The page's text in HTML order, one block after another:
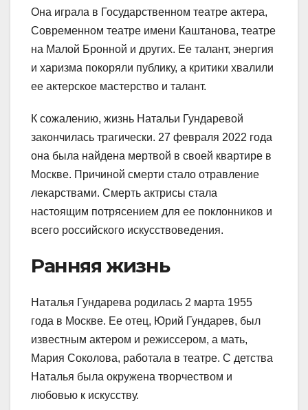
Она играла в Государственном театре актера,
Современном театре имени Каштанова, театре
на Малой Бронной и других. Ее талант, энергия
и харизма покоряли публику, а критики хвалили
ее актерское мастерство и талант.
К сожалению, жизнь Натальи Гундаревой
закончилась трагически. 27 февраля 2022 года
она была найдена мертвой в своей квартире в
Москве. Причиной смерти стало отравление
лекарствами. Смерть актрисы стала
настоящим потрясением для ее поклонников и
всего российского искусствоведения.
Ранняя жизнь
Наталья Гундарева родилась 2 марта 1955
года в Москве. Ее отец, Юрий Гундарев, был
известным актером и режиссером, а мать,
Мария Соколова, работала в театре. С детства
Наталья была окружена творчеством и
любовью к искусству.